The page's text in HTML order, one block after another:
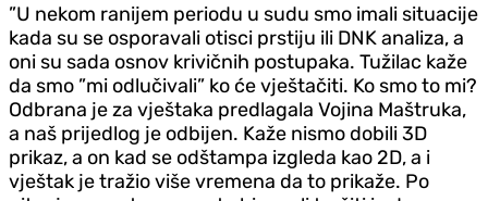
”U nekom ranijem periodu u sudu smo imali situacije
kada su se osporavali otisci prstiju ili DNK analiza, a
oni su sada osnov krivičnih postupaka. Tužilac kaže
da smo ”mi odlučivali” ko će vještačiti. Ko smo to mi?
Odbrana je za vještaka predlagala Vojina Maštruka,
a naš prijedlog je odbijen. Kaže nismo dobili 3D
prikaz, a on kad se odštampa izgleda kao 2D, a i
vještak je tražio više vremena da to prikaže. Po